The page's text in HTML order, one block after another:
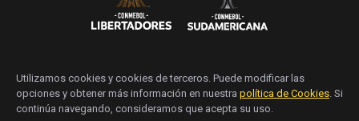
Utilizamos cookies y cookies de terceros. Puede modificar las
opciones y obtener más información en nuestra política de Cookies. Si
continúa navegando, consideramos que acepta su uso.